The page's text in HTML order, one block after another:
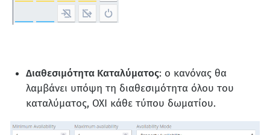
Διαθεσιμότητα Καταλύματος: ο κανόνας θα
λαμβάνει υπόψη τη διαθεσιμότητα όλου του
καταλύματος, ΟΧΙ κάθε τύπου δωματίου.